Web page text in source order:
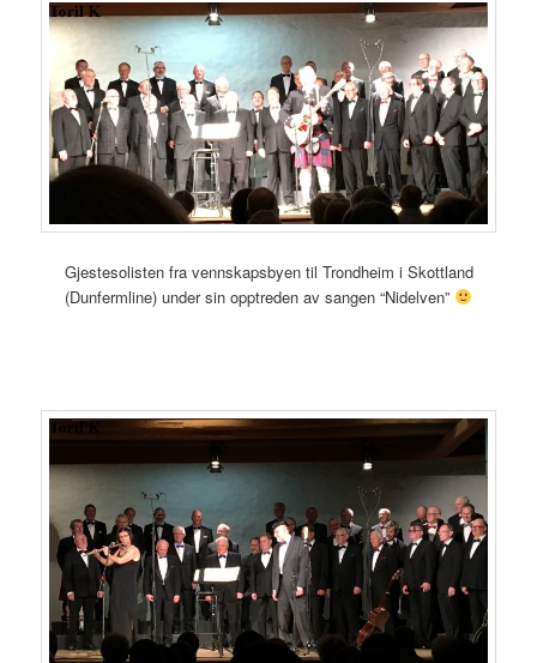
Gjestesolisten fra vennskapsbyen til Trondheim i Skottland
(Dunfermline) under sin opptreden av sangen “Nidelven”